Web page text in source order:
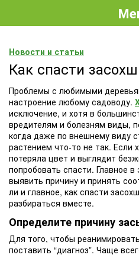
Новости и статьи
Как спасти
Проблемы с любимыми
настроение любому садоводу.
исключение, и хотя в
вредителям и болезням виды,
когда даже по внешнему виду
растением что-то не так. Если
потеряла цвет и выглядит
попробовать спасти. Главное
выявить причину и принять
ли и главное, как спасти
разбираться вместе.
Определите причину
Для того, чтобы
поставить “диагноз”. Чаще